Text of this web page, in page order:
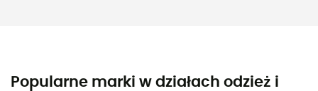
Popularne marki w działach odzież i